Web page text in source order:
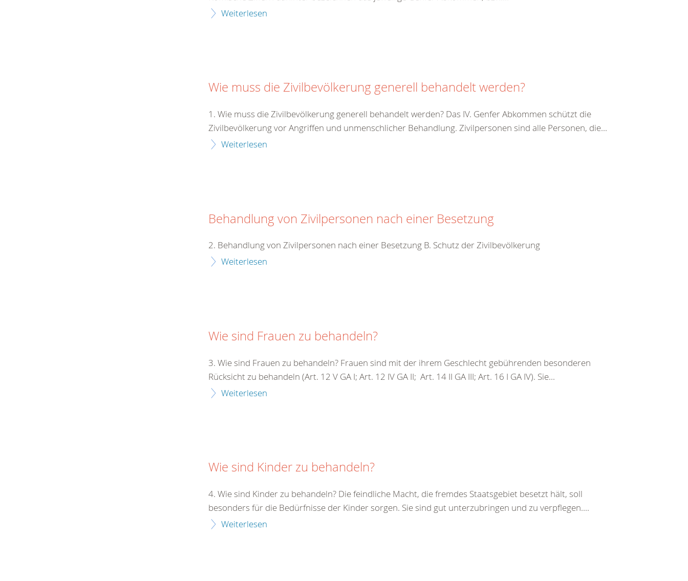
Weiterlesen
Wie muss die Zivilbevölkerung generell behandelt werden?
1. Wie muss die Zivilbevölkerung generell behandelt werden? Das IV. Genfer Abkommen schützt die
Zivilbevölkerung vor Angriffen und unmenschlicher Behandlung. Zivilpersonen sind alle Personen, die...
Weiterlesen
Behandlung von Zivilpersonen nach einer Besetzung
2. Behandlung von Zivilpersonen nach einer Besetzung B. Schutz der Zivilbevölkerung
Weiterlesen
Wie sind Frauen zu behandeln?
3. Wie sind Frauen zu behandeln? Frauen sind mit der ihrem Geschlecht gebührenden besonderen
Rücksicht zu behandeln (Art. 12 V GA I; Art. 12 IV GA II; Art. 14 II GA III; Art. 16 I GA IV). Sie...
Weiterlesen
Wie sind Kinder zu behandeln?
4. Wie sind Kinder zu behandeln? Die feindliche Macht, die fremdes Staatsgebiet besetzt hält, soll
besonders für die Bedürfnisse der Kinder sorgen. Sie sind gut unterzubringen und zu verpflegen....
Weiterlesen